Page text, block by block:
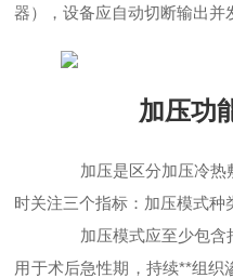
器），设备应自动切断输出并
加压功能
加压是区分加压冷热
时关注三个指标：加压模式种
加压模式应至少包含
用于术后急性期，持续**组织